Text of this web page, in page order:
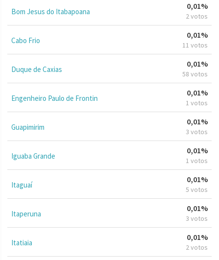
Bom Jesus do Itabapoana
0,01%
2 votos
Cabo Frio
0,01%
11 votos
Duque de Caxias
0,01%
58 votos
Engenheiro Paulo de Frontin
0,01%
1 votos
Guapimirim
0,01%
3 votos
Iguaba Grande
0,01%
1 votos
Itaguaí
0,01%
5 votos
Itaperuna
0,01%
3 votos
Itatiaia
0,01%
2 votos